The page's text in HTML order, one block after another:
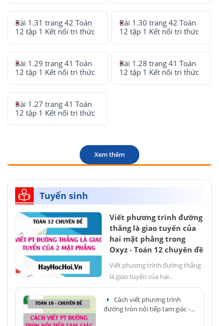
Bài 1.31 trang 42 Toán
12 tập 1 Kết nối tri thức
Bài 1.30 trang 42 Toán
12 tập 1 Kết nối tri thức
Bài 1.29 trang 41 Toán
12 tập 1 Kết nối tri thức
Bài 1.28 trang 41 Toán
12 tập 1 Kết nối tri thức
Bài 1.27 trang 41 Toán
12 tập 1 Kết nối tri thức
Xem thêm
Tuyển sinh
Viết phương trình đường
thẳng là giao tuyến của
hai mặt phẳng trong
Oxyz - Toán 12 chuyên đề
Viết phương trình đường thẳng
là giao tuyến của hai...
Cách viết phương trình
đường tròn nội tiếp tam giác -...